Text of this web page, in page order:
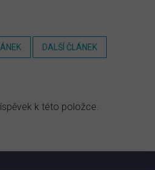
DALŠÍ ČLÁNEK
k této položce.